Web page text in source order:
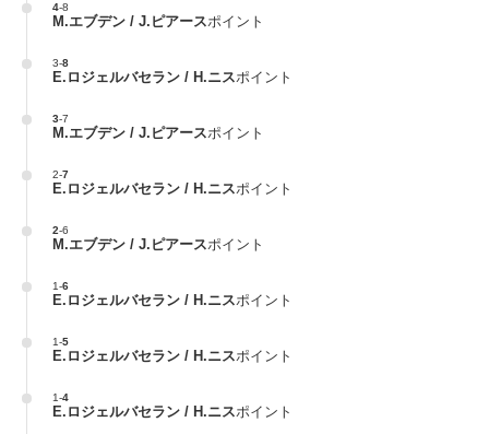
4-8
M.エブデン / J.ピアースポイント
3-8
E.ロジェルバセラン / H.ニスポイント
3-7
M.エブデン / J.ピアースポイント
2-7
E.ロジェルバセラン / H.ニスポイント
2-6
M.エブデン / J.ピアースポイント
1-6
E.ロジェルバセラン / H.ニスポイント
1-5
E.ロジェルバセラン / H.ニスポイント
1-4
E.ロジェルバセラン / H.ニスポイント